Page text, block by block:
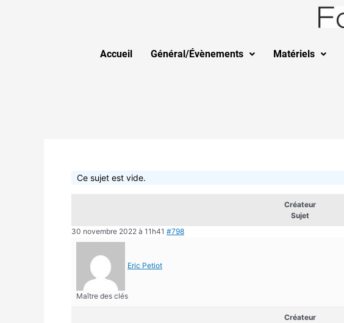
Accueil Général/Évènements Matériels
Ce sujet est vide.
Créateur
Sujet
30 novembre 2022 à 11h41 #798
Eric Petiot
Maître des clés
Créateur